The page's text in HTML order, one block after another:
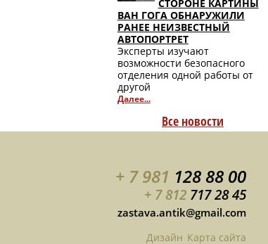
СТОРОНЕ КАРТИНЫ
ВАН ГОГА ОБНАРУЖИЛИ
РАНЕЕ НЕИЗВЕСТНЫЙ
АВТОПОРТРЕТ
Эксперты изучают
возможности безопасного
отделения одной работы от
другой
Далее...
Все новости
+ 7 981 128 88 00
+ 7 812 717 28 45
zastava.antik@gmail.com
Дизайн Карта сайта